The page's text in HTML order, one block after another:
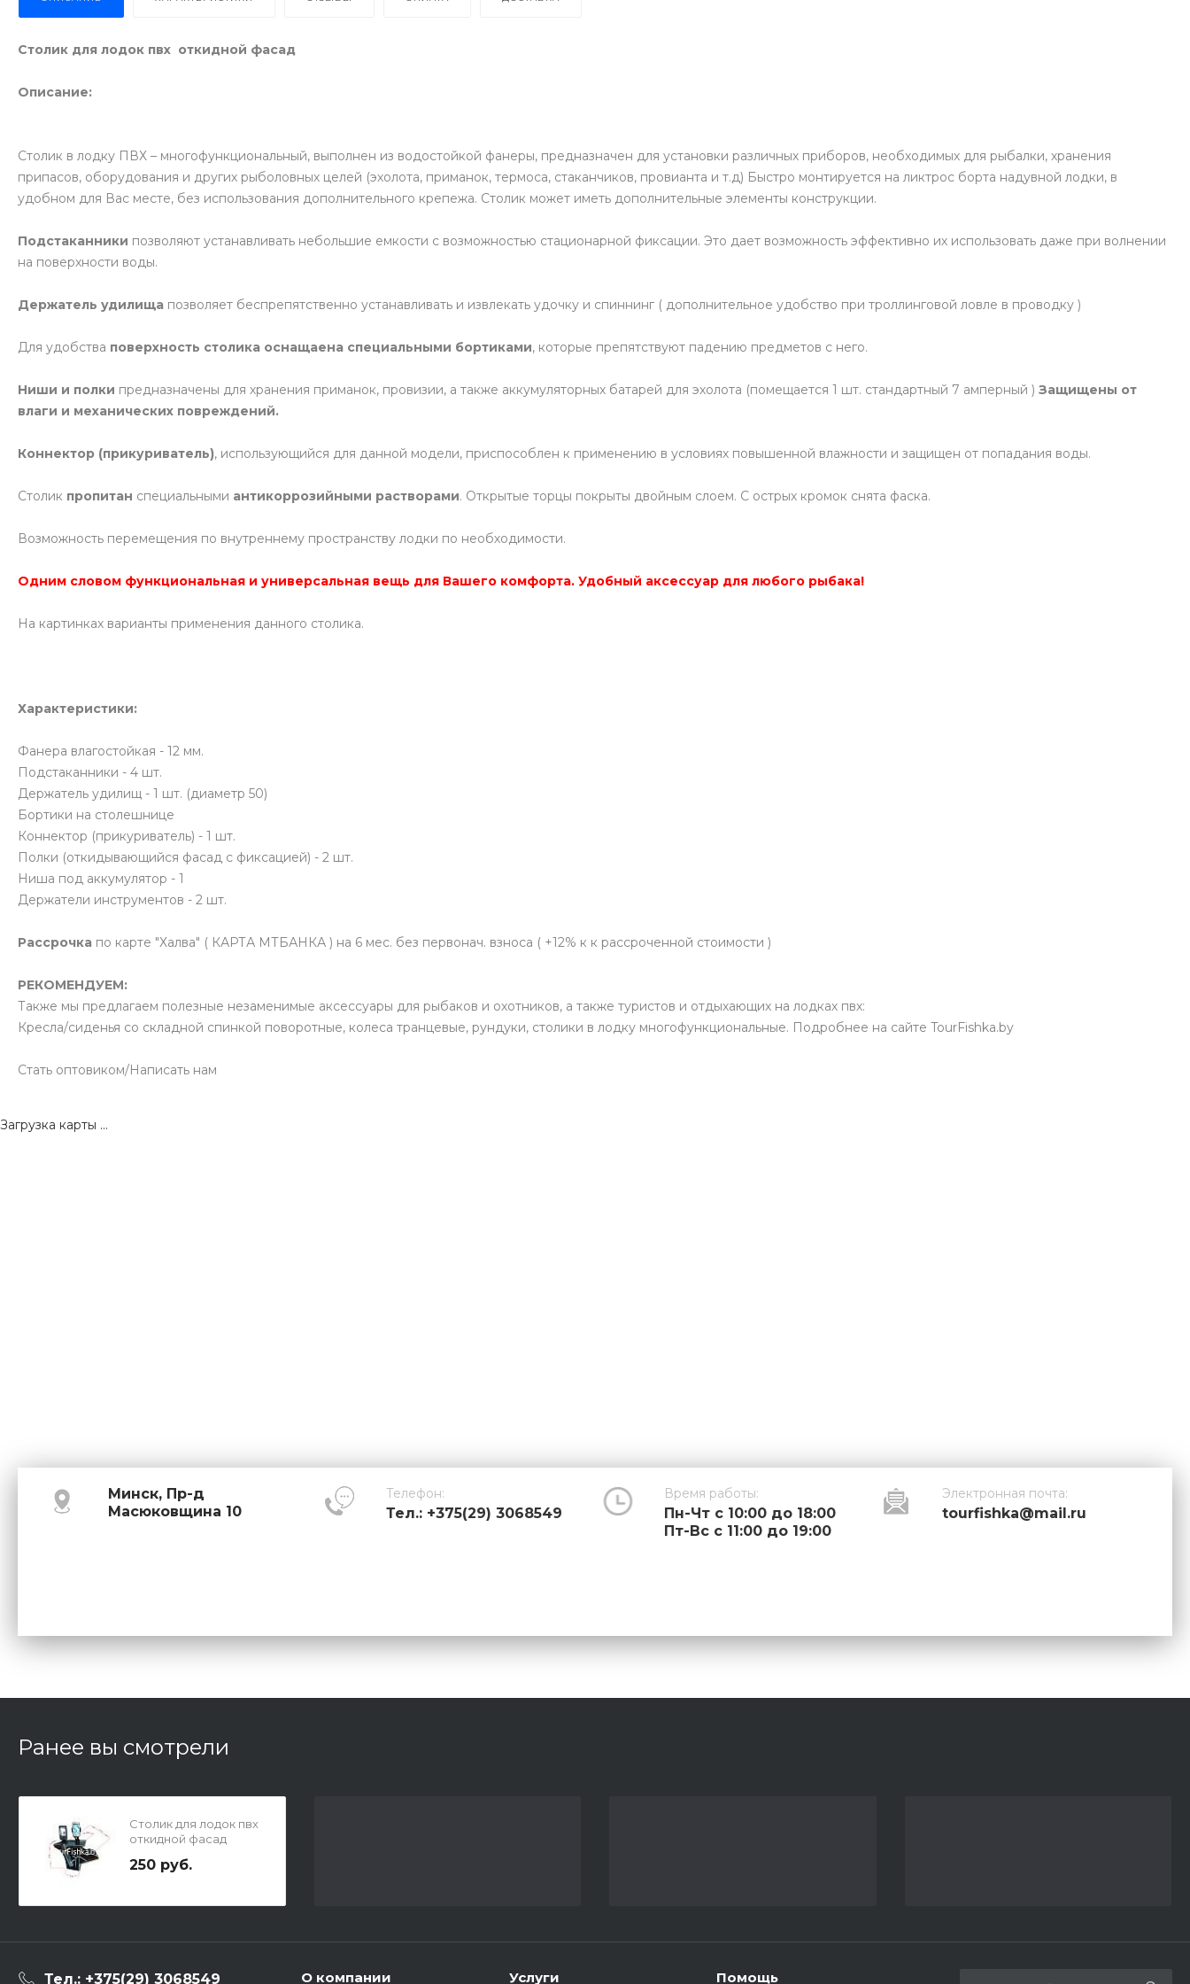
Столик для лодок пвх откидной фасад
Описание:
Столик в лодку ПВХ – многофункциональный, выполнен из водостойкой фанеры, предназначен для установки различных приборов, необходимых для рыбалки, хранения
припасов, оборудования и других рыболовных целей (эхолота, приманок, термоса, стаканчиков, провианта и т.д) Быстро монтируется на ликтрос борта надувной лодки, в
удобном для Вас месте, без использования дополнительного крепежа. Столик может иметь дополнительные элементы конструкции.
Подстаканники позволяют устанавливать небольшие емкости с возможностью стационарной фиксации. Это дает возможность эффективно их использовать даже при волнении
на поверхности воды.
Держатель удилища позволяет беспрепятственно устанавливать и извлекать удочку и спиннинг ( дополнительное удобство при троллинговой ловле в проводку )
Для удобства поверхность столика оснащаена специальными бортиками, которые препятствуют падению предметов с него.
Ниши и полки предназначены для хранения приманок, провизии, а также аккумуляторных батарей для эхолота (помещается 1 шт. стандартный 7 амперный ) Защищены от
влаги и механических повреждений.
Коннектор (прикуриватель), использующийся для данной модели, приспособлен к применению в условиях повышенной влажности и защищен от попадания воды.
Столик пропитан специальными антикоррозийными растворами. Открытые торцы покрыты двойным слоем. С острых кромок снята фаска.
Возможность перемещения по внутреннему пространству лодки по необходимости.
Одним словом функциональная и универсальная вещь для Вашего комфорта. Удобный аксессуар для любого рыбака!
На картинках варианты применения данного столика.
Характеристики:
Фанера влагостойкая - 12 мм.
Подстаканники - 4 шт.
Держатель удилищ - 1 шт. (диаметр 50)
Бортики на столешнице
Коннектор (прикуриватель) - 1 шт.
Полки (откидывающийся фасад с фиксацией) - 2 шт.
Ниша под аккумулятор - 1
Держатели инструментов - 2 шт.
Рассрочка по карте "Халва" ( КАРТА МТБАНКА ) на 6 мес. без первонач. взноса ( +12% к к рассроченной стоимости )
РЕКОМЕНДУЕМ:
Также мы предлагаем полезные незаменимые аксессуары для рыбаков и охотников, а также туристов и отдыхающих на лодках пвх:
Кресла/сиденья со складной спинкой поворотные, колеса транцевые, рундуки, столики в лодку многофункциональные. Подробнее на сайте TourFishka.by
Стать оптовиком/Написать нам
Загрузка карты ...
Минск, Пр-д
Масюковщина 10
Телефон:
Тел.: +375(29) 3068549
Время работы:
Пн-Чт с 10:00 до 18:00
Пт-Вс с 11:00 до 19:00
Электронная почта:
tourfishka@mail.ru
Ранее вы смотрели
Столик для лодок пвх
откидной фасад
250 руб.
Тел.: +375(29) 3068549 О компании Услуги Помощь